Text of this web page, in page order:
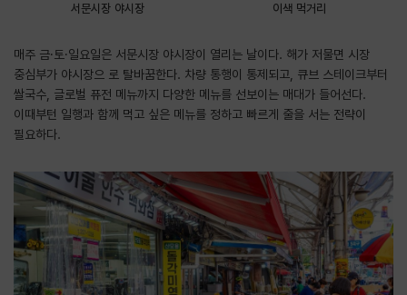
서문시장 야시장 이색 먹거리
매주 금·토·일요일은 서문시장 야시장이 열리는 날이다. 해가 저물면 시장
중심부가 야시장으 로 탈바꿈한다. 차량 통행이 통제되고, 큐브 스테이크부터
쌀국수, 글로벌 퓨전 메뉴까지 다양한 메뉴를 선보이는 매대가 들어선다.
이때부턴 일행과 함께 먹고 싶은 메뉴를 정하고 빠르게 줄을 서는 전략이
필요하다.